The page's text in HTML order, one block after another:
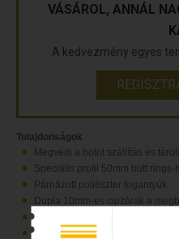
VÁSÁROL, ANNÁL
A kedvezmény egyes
Tulajdonságok
Megvédi a botot szállítás és
Speciális profil 50mm butt rings-
Párnázott poliészter fogantyúk
Dupla 10mm-es cipzárak a
Reel forward dizájn a zsinór
Felső 15cm cipzár nélkül a